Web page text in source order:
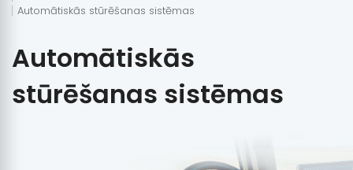
Automātiskās stūrēšanas sistēmas
Automātiskās
stūrēšanas sistēmas